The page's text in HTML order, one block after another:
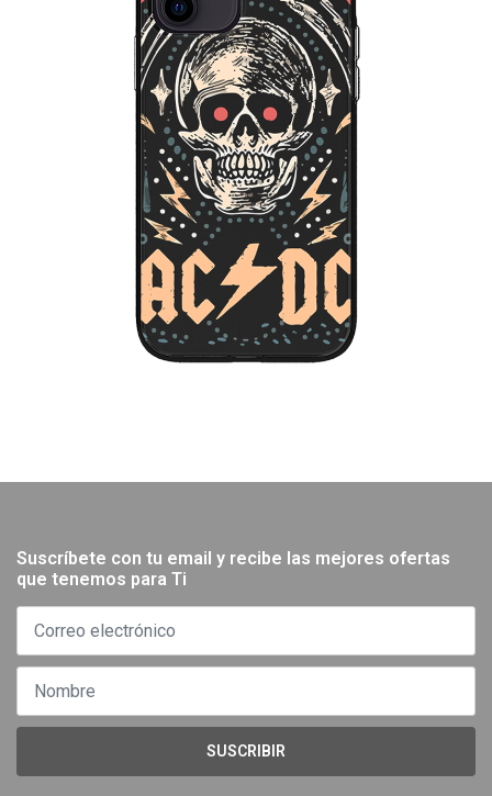
Suscríbete con tu email y recibe las mejores ofertas
que tenemos para Ti
SUSCRIBIR